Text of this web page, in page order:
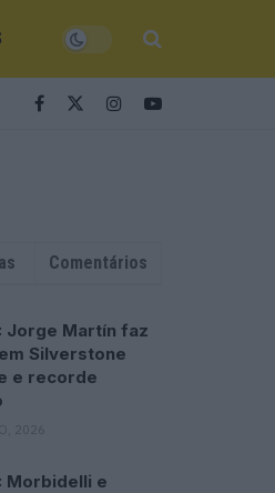
Comentários
Jorge Martín faz
Silverstone
e recorde
2026
Morbidelli e